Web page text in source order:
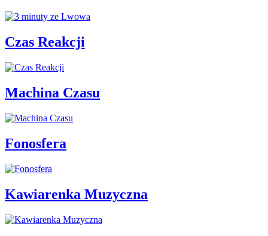
Czas Reakcji
Machina Czasu
Fonosfera
Kawiarenka Muzyczna